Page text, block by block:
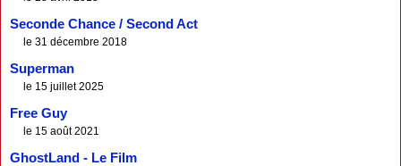
Seconde Chance / Second Act
le 31 décembre 2018
Superman
le 15 juillet 2025
Free Guy
le 15 août 2021
GhostLand - Le Film